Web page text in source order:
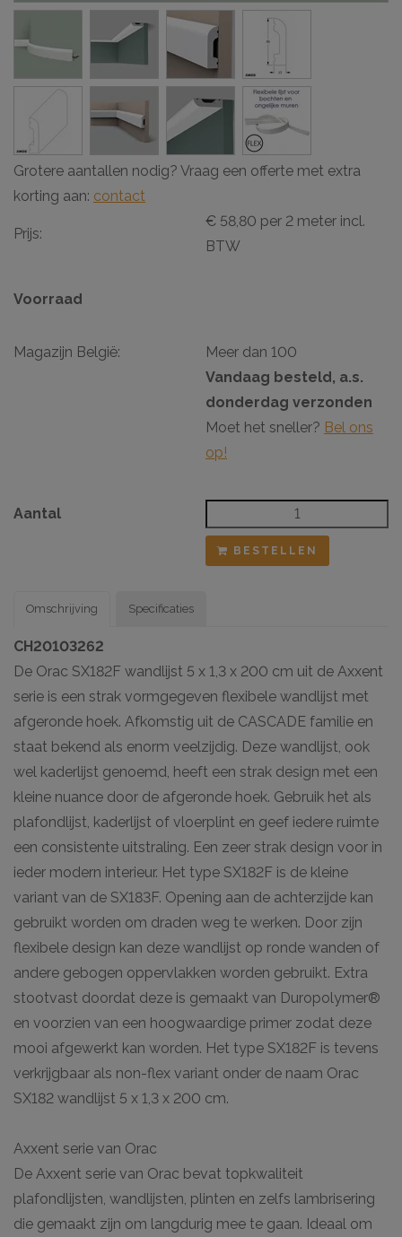
Grotere aantallen nodig? Vraag een offerte met extra
korting aan: contact
Prijs:
€ 58,80 per 2 meter incl.
BTW
Voorraad
Magazijn België:
Meer dan 100
Vandaag besteld, a.s.
donderdag verzonden
Moet het sneller? Bel ons
op!
Aantal
BESTELLEN
Omschrijving
CH20103262
De Orac SX182F wandlijst 5 x 1,3 x 200 cm uit de Axxent
serie is een strak vormgegeven flexibele wandlijst met
afgeronde hoek. Afkomstig uit de CASCADE familie en
staat bekend als enorm veelzijdig. Deze wandlijst, ook
wel kaderlijst genoemd, heeft een strak design met een
kleine nuance door de afgeronde hoek. Gebruik het als
plafondlijst, kaderlijst of vloerplint en geef iedere ruimte
een consistente uitstraling. Een zeer strak design voor in
ieder modern interieur. Het type SX182F is de kleine
variant van de SX183F. Opening aan de achterzijde kan
gebruikt worden om draden weg te werken. Door zijn
flexibele design kan deze wandlijst op ronde wanden of
andere gebogen oppervlakken worden gebruikt. Extra
stootvast doordat deze is gemaakt van Duropolymer®
en voorzien van een hoogwaardige primer zodat deze
mooi afgewerkt kan worden. Het type SX182F is tevens
verkrijgbaar als non-flex variant onder de naam Orac
SX182 wandlijst 5 x 1,3 x 200 cm.
Axxent serie van Orac
De Axxent serie van Orac bevat topkwaliteit
plafondlijsten, wandlijsten, plinten en zelfs lambrisering
die gemaakt zijn om langdurig mee te gaan. Ideaal om
Specificaties